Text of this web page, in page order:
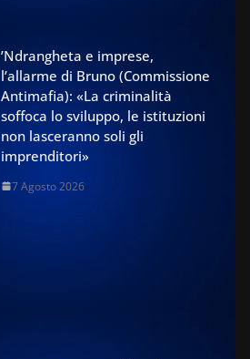
’Ndrangheta e imprese,
l’allarme di Bruno (Commissione
Antimafia): «La criminalità
soffoca lo sviluppo, le istituzioni
non lasceranno soli gli
imprenditori»
7 Agosto 2026